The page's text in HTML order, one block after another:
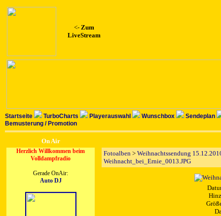
<- Zum
LiveStream
Startseite TurboCharts Playerauswahl Wunschbox
Sendeplan
Bemusterung / Promotion
On Air
Herzlich Willkommen beim
Volldampfradio
Gerade OnAir:
Auto DJ
Fotoalben > Weihnachtssendung
Weihnacht_bei_Ernie_0013.JPG